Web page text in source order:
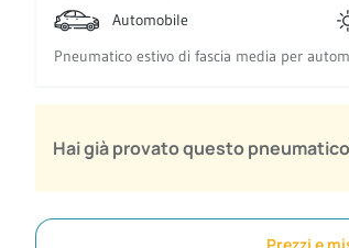
Automobile
Pneumatico estivo di fascia media per
Hai già provato questo